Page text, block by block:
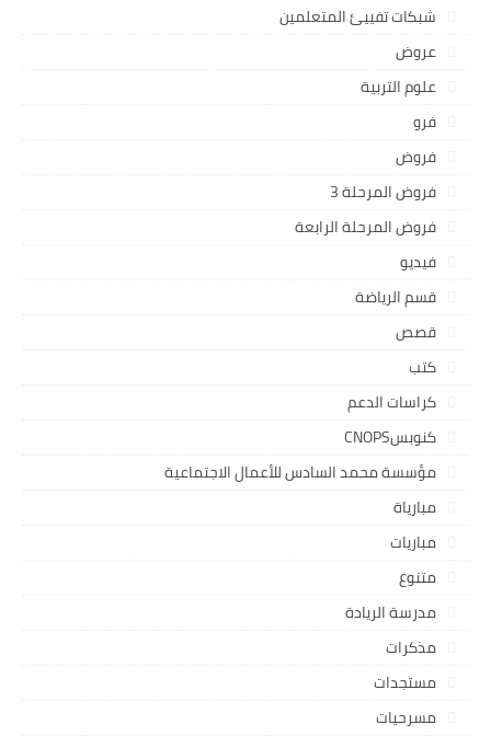
شبكات تفييئ المتعلمين
عروض
علوم التربية
فرو
فروض
فروض المرحلة 3
فروض المرحلة الرابعة
فيديو
قسم الرياضة
قصص
كتب
كراسات الدعم
كنوبسCNOPS
مؤسسة محمد السادس للأعمال الاجتماعية
مبارياة
مباريات
متنوع
مدرسة الريادة
مذكرات
مستجدات
مسرحيات